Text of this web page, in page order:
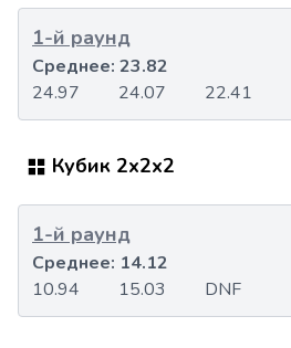
1-й раунд
24.97 24.07 22.41
Среднее: 23.82
Кубик 2x2x2
1-й раунд
10.94 15.03 DNF
Среднее: 14.12